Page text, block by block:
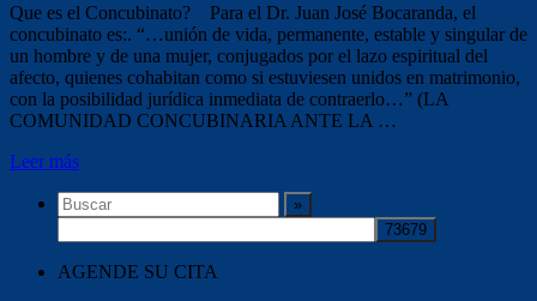
Que es el Concubinato? Para el Dr. Juan José Bocaranda, el
concubinato es:. “…unión de vida, permanente, estable y singular de
un hombre y de una mujer, conjugados por el lazo espiritual del
afecto, quienes cohabitan como si estuviesen unidos en matrimonio,
con la posibilidad jurídica inmediata de contraerlo…” (LA
COMUNIDAD CONCUBINARIA ANTE LA …
Leer más
AGENDE SU CITA